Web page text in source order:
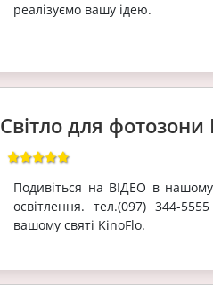
реалізуємо вашу ідею.
Світло для фотозони
Подивіться на ВІДЕО в
освітлення. тел.(097) 344-
вашому святі KinoFlo.